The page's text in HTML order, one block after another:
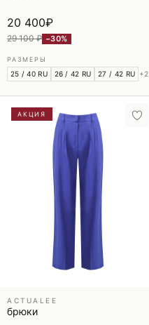
20 400₽
29 100 ₽ −30%
РАЗМЕРЫ
25 / 40 RU 26 / 42 RU 27 / 42 RU +2
АКЦИЯ
ACTUALEE
брюки